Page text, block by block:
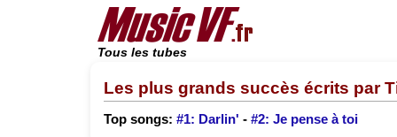
Tous les tubes
Les plus grands succès écrits par
Top songs: #1: Darlin' - #2: Je pense à toi